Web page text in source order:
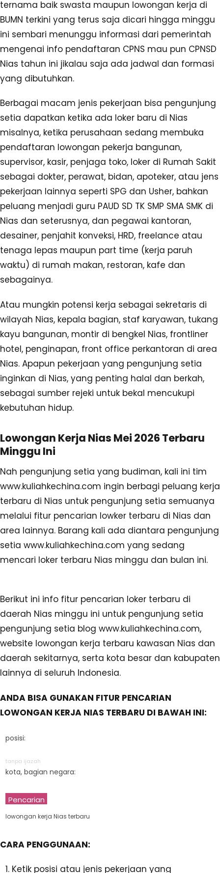
ternama baik swasta maupun lowongan kerja di
BUMN terkini yang terus saja dicari hingga minggu
ini sembari menunggu informasi dari pemerintah
mengenai info pendaftaran CPNS mau pun CPNSD
Nias tahun ini jikalau saja ada jadwal dan formasi
yang dibutuhkan.
Berbagai macam jenis pekerjaan bisa pengunjung
setia dapatkan ketika ada loker baru di Nias
misalnya, ketika perusahaan sedang membuka
pendaftaran lowongan pekerja bangunan,
supervisor, kasir, penjaga toko, loker di Rumah Sakit
sebagai dokter, perawat, bidan, apoteker, atau jens
pekerjaan lainnya seperti SPG dan Usher, bahkan
peluang menjadi guru PAUD SD TK SMP SMA SMK di
Nias dan seterusnya, dan pegawai kantoran,
desainer, penjahit konveksi, HRD, freelance atau
tenaga lepas maupun part time (kerja paruh
waktu) di rumah makan, restoran, kafe dan
sebagainya.
Atau mungkin potensi kerja sebagai sekretaris di
wilayah Nias, kepala bagian, staf karyawan, tukang
kayu bangunan, montir di bengkel Nias, frontliner
hotel, penginapan, front office perkantoran di area
Nias. Apapun pekerjaan yang pengunjung setia
inginkan di Nias, yang penting halal dan berkah,
sebagai sumber rejeki untuk bekal mencukupi
kebutuhan hidup.
Lowongan Kerja Nias Mei 2026 Terbaru
Minggu Ini
Nah pengunjung setia yang budiman, kali ini tim
www.kuliahkechina.com ingin berbagi peluang kerja
terbaru di Nias untuk pengunjung setia semuanya
melalui fitur pencarian lowker terbaru di Nias dan
area lainnya. Barang kali ada diantara pengunjung
setia www.kuliahkechina.com yang sedang
mencari loker terbaru Nias minggu dan bulan ini.
Berikut ini info fitur pencarian loker terbaru di
daerah Nias minggu ini untuk pengunjung setia
pengunjung setia blog www.kuliahkechina.com,
website lowongan kerja terbaru kawasan Nias dan
daerah sekitarnya, serta kota besar dan kabupaten
lainnya di seluruh Indonesia.
ANDA BISA GUNAKAN FITUR PENCARIAN
LOWONGAN KERJA NIAS TERBARU DI BAWAH INI:
posisi:
tanpa ijazah
kota, bagian negara:
Pencarian
lowongan kerja Nias terbaru
CARA PENGGUNAAN:
Ketik posisi atau jenis pekerjaan yang